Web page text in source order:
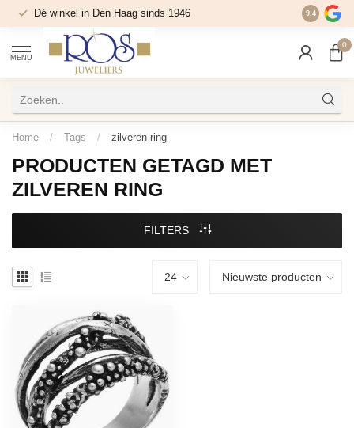
Dé winkel in Den Haag sinds 1946 9.4
MENU
0
Home / Tags / zilveren ring
PRODUCTEN GETAGD MET
ZILVEREN RING
FILTERS